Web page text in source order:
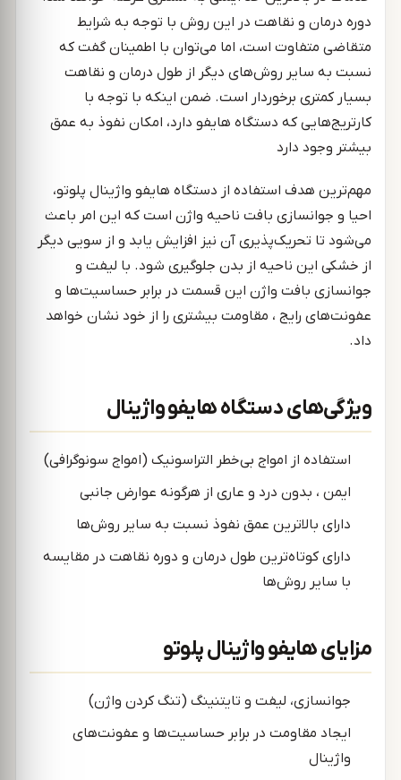
دوره درمان و نقاهت در این روش با توجه به شرایط
متقاضی متفاوت است، اما می‌توان با اطمینان گفت که
نسبت به سایر روش‌های دیگر از طول درمان و نقاهت
بسیار کمتری برخوردار است. ضمن اینکه با توجه با
کارتریج‌هایی که دستگاه هایفو دارد، امکان نفوذ به عمق
بیشتر وجود دارد
مهم‌ترین هدف استفاده از دستگاه هایفو واژینال پلوتو،
احیا و جوانسازی بافت ناحیه واژن است که این امر باعث
می‌شود تا تحریک‌پذیری آن نیز افزایش یابد و از سویی دیگر
از خشکی این ناحیه از بدن جلوگیری شود. با لیفت و
جوانسازی بافت واژن این قسمت در برابر حساسیت‌ها و
عفونت‌های رایج ، مقاومت بیشتری را از خود نشان خواهد
داد.
ویژگی‌های دستگاه هایفو واژینال
استفاده از امواج بی‌خطر التراسونیک (امواج سونوگرافی)
ایمن ، بدون درد و عاری از هرگونه عوارض جانبی
دارای بالاترین عمق نفوذ نسبت به سایر روش‌ها
دارای کوتاه‌ترین طول درمان و دوره نقاهت در مقایسه
با سایر روش‌ها
مزایای هایفو واژینال پلوتو
جوانسازی، لیفت و تایتنینگ (تنگ کردن واژن)
ایجاد مقاومت در برابر حساسیت‌ها و عفونت‌های
واژینال